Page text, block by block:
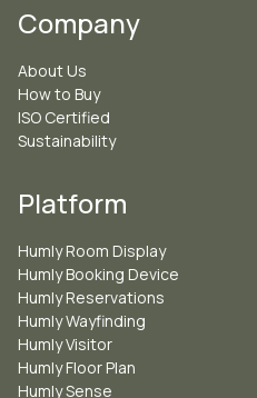
Company
About Us
How to Buy
ISO Certified
Sustainability
Platform
Humly Room Display
Humly Booking Device
Humly Reservations
Humly Wayfinding
Humly Visitor
Humly Floor Plan
Humly Sense